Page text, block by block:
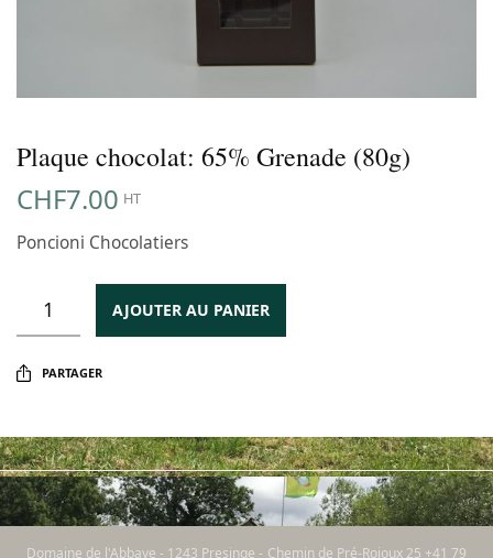
Plaque chocolat: 65% Grenade (80g)
CHF7.00 HT
Poncioni Chocolatiers
AJOUTER AU PANIER
PARTAGER
Domaine de l'Abbaye - 1243 Presinge - Chemin de Pré-Rojoux 25 +41 79